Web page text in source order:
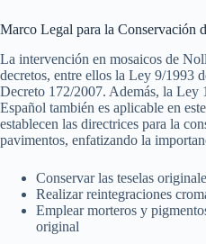
Marco Legal para la Conservación
La intervención en mosaicos de
decretos, entre ellos la Ley 9/1993
Decreto 172/2007. Además, la
Español también es aplicable en
establecen las directrices para la
pavimentos, enfatizando la
Conservar las teselas
Realizar reintegraciones
Emplear morteros y
original